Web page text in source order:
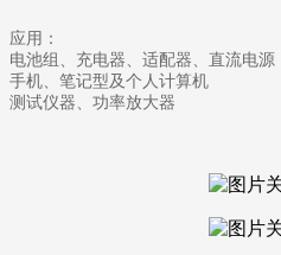
应用：
电池组、充电器、适配器、直流电源
手机、笔记型及个人计算机
测试仪器、功率放大器